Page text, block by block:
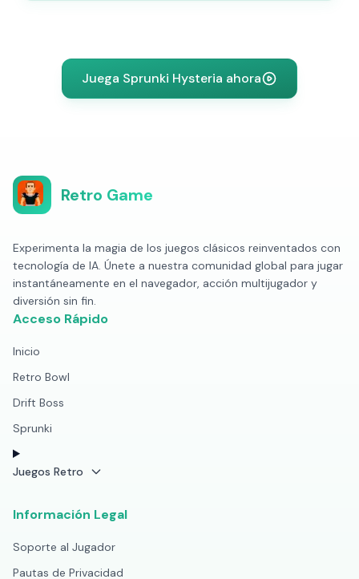
Juega Sprunki Hysteria ahora
Retro Game
Experimenta la magia de los juegos clásicos reinventados con
tecnología de IA. Únete a nuestra comunidad global para jugar
instantáneamente en el navegador, acción multijugador y
diversión sin fin.
Acceso Rápido
Inicio
Retro Bowl
Drift Boss
Sprunki
Juegos Retro
Información Legal
Soporte al Jugador
Pautas de Privacidad